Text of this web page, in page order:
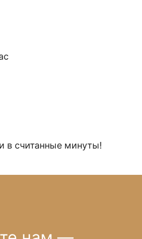
в считанные минуты!